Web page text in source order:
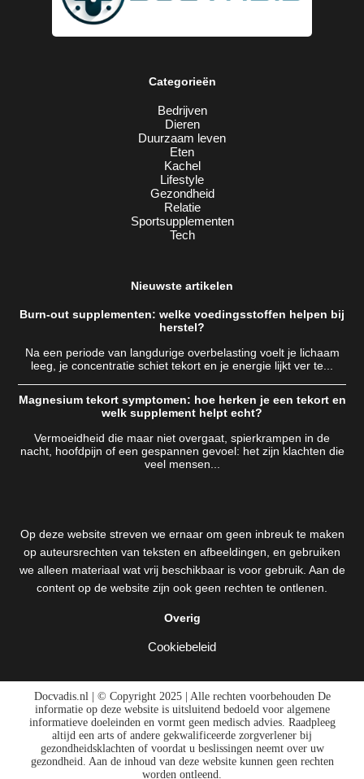
Categorieën
Bedrijven
Dieren
Duurzaam leven
Eten
Kachel
Lifestyle
Gezondheid
Relatie
Sportsupplementen
Tech
Nieuwste artikelen
Burn-out supplementen: welke voedingsstoffen helpen bij
herstel?
Na een periode van langdurige overbelasting voelt je lichaam
leeg, je concentratie schiet tekort en je energie lijkt ver te...
Magnesium tekort symptomen: hoe herken je een tekort en
welk supplement helpt echt?
Vermoeidheid die maar niet overgaat, spierkrampen in de
nacht, hoofdpijn of een gespannen gevoel: het zijn klachten die
veel mensen...
Op deze website streven we ernaar om geen inbreuk te maken
op auteursrechten van teksten en afbeeldingen, en gebruiken
we alleen materiaal wat vrij beschikbaar is voor gebruik. Aan de
content op de website zijn ook geen rechten te ontlenen.
Overig
Cookiebeleid
Docvadis.nl | © Copyright 2025 | Alle rechten voorbehouden De
informatie op deze website is uitsluitend bedoeld voor algemene
informatieve doeleinden en vormt geen medisch advies. Raadpleeg
altijd een arts of andere gekwalificeerde zorgverlener bij
gezondheidsklachten of voordat u beslissingen neemt over uw
gezondheid. Aan de inhoud van deze website kunnen geen rechten
worden ontleend.